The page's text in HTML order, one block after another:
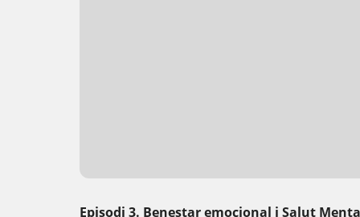
Episodi 3. Benestar emocional i Salut